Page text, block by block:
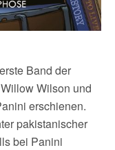
Band der
Wilson und
erschienen.
pakistanischer
bei Panini